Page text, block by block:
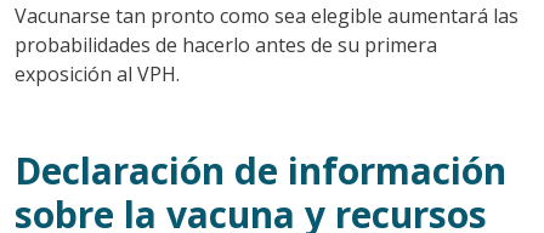
Vacunarse tan pronto como sea elegible aumentará las
probabilidades de hacerlo antes de su primera
exposición al VPH.
Declaración de información
sobre la vacuna y recursos